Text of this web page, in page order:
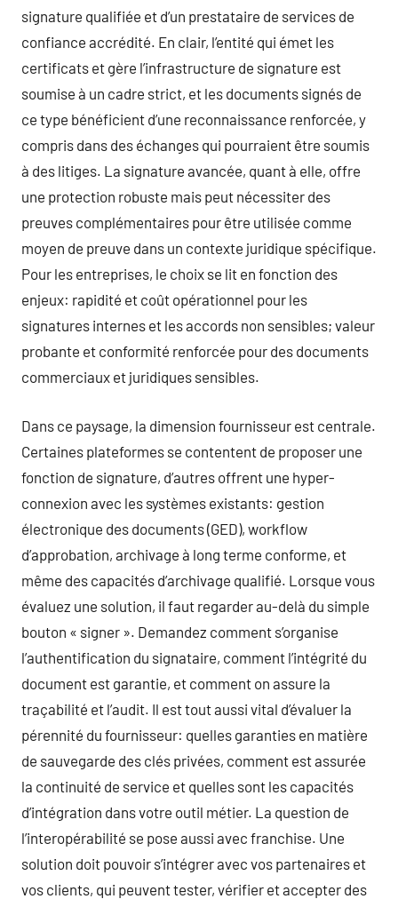
signature qualifiée et d’un prestataire de services de
confiance accrédité. En clair, l’entité qui émet les
certificats et gère l’infrastructure de signature est
soumise à un cadre strict, et les documents signés de
ce type bénéficient d’une reconnaissance renforcée, y
compris dans des échanges qui pourraient être soumis
à des litiges. La signature avancée, quant à elle, offre
une protection robuste mais peut nécessiter des
preuves complémentaires pour être utilisée comme
moyen de preuve dans un contexte juridique spécifique.
Pour les entreprises, le choix se lit en fonction des
enjeux: rapidité et coût opérationnel pour les
signatures internes et les accords non sensibles; valeur
probante et conformité renforcée pour des documents
commerciaux et juridiques sensibles.
Dans ce paysage, la dimension fournisseur est centrale.
Certaines plateformes se contentent de proposer une
fonction de signature, d’autres offrent une hyper-
connexion avec les systèmes existants: gestion
électronique des documents (GED), workflow
d’approbation, archivage à long terme conforme, et
même des capacités d’archivage qualifié. Lorsque vous
évaluez une solution, il faut regarder au-delà du simple
bouton « signer ». Demandez comment s’organise
l’authentification du signataire, comment l’intégrité du
document est garantie, et comment on assure la
traçabilité et l’audit. Il est tout aussi vital d’évaluer la
pérennité du fournisseur: quelles garanties en matière
de sauvegarde des clés privées, comment est assurée
la continuité de service et quelles sont les capacités
d’intégration dans votre outil métier. La question de
l’interopérabilité se pose aussi avec franchise. Une
solution doit pouvoir s’intégrer avec vos partenaires et
vos clients, qui peuvent tester, vérifier et accepter des